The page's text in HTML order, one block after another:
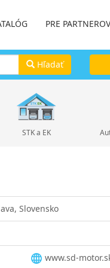
PRE PARTNEROV
Hľadať
STK a EK
Slovensko
www.sd-